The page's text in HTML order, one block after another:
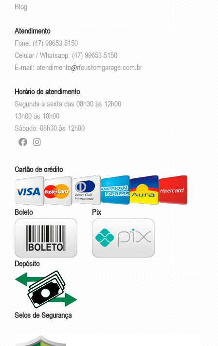
Blog
Atendimento
Fone: (47) 99653-5150
Celular / Whatsapp: (47) 99653-5150
E-mail: atendimento rfcustomgarage.com.br
Horário de atendimento
Segunda à sexta das 08h30 às 12h00
13h00 às 18h00
Sábado: 08h30 às 12h00
Cartão de crédito
Boleto Pix
Depósito
Selos de Segurança